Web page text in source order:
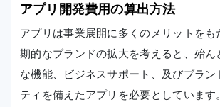
アプリ開発費用の算出方法
アプリは事業展開に多くのメリットをも
期的なブランドの拡大を考えると、殆ん
な機能、ビジネスサポート、及びブラン
ティを備えたアプリを必要としています